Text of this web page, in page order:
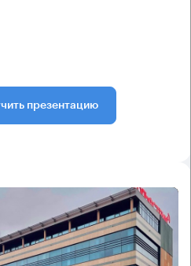
презентацию